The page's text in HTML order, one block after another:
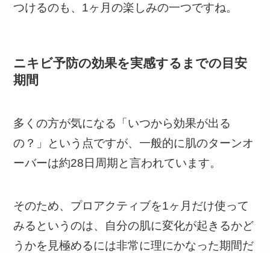
つけるのも、1ヶ月の楽しみの一つですね。
ニキビ予防の効果を実感するまでの目安
期間
多くの方が気になる「いつから効果が出る
の？」という点ですが、一般的に肌のターンオ
ーバーは約28日周期と言われています。
そのため、プロアクティブを1ヶ月だけ使って
みるというのは、自分の肌に変化が起きるかど
うかを見極めるには非常に理にかなった期間だ